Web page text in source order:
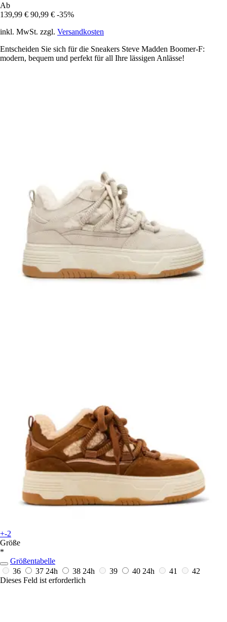
Ab
139,99 € 90,99 € -35%
inkl. MwSt. zzgl. Versandkosten
Entscheiden Sie sich für die Sneakers Steve Madden Boomer-F:
modern, bequem und perfekt für all Ihre lässigen Anlässe!
+-2
Größe
*
Größentabelle
36
37 24h 38 24h 39 40 24h 41
42
Dieses Feld ist erforderlich